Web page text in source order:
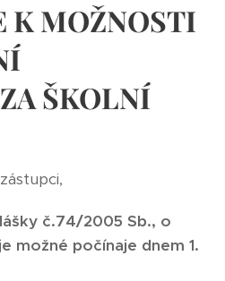
K MOŽNOSTI
ŠKOLNÍ
č.74/2005 Sb., o
možné počínaje dnem 1.